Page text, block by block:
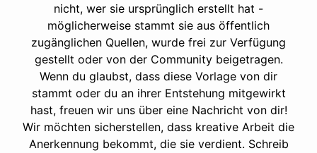
nicht, wer sie ursprünglich erstellt hat -
möglicherweise stammt sie aus öffentlich
zugänglichen Quellen, wurde frei zur Verfügung
gestellt oder von der Community beigetragen.
Wenn du glaubst, dass diese Vorlage von dir
stammt oder du an ihrer Entstehung mitgewirkt
hast, freuen wir uns über eine Nachricht von dir!
Wir möchten sicherstellen, dass kreative Arbeit die
Anerkennung bekommt, die sie verdient. Schreib